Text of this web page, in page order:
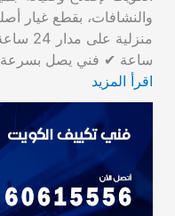
والنشافات، بقطع غيار
ساعة ✔ فني يصل
اقرأ المزيد